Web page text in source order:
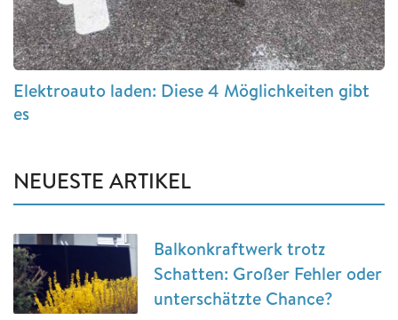
Elektroauto laden: Diese 4 Möglichkeiten gibt
es
NEUESTE ARTIKEL
Balkonkraftwerk trotz
Schatten: Großer Fehler oder
unterschätzte Chance?